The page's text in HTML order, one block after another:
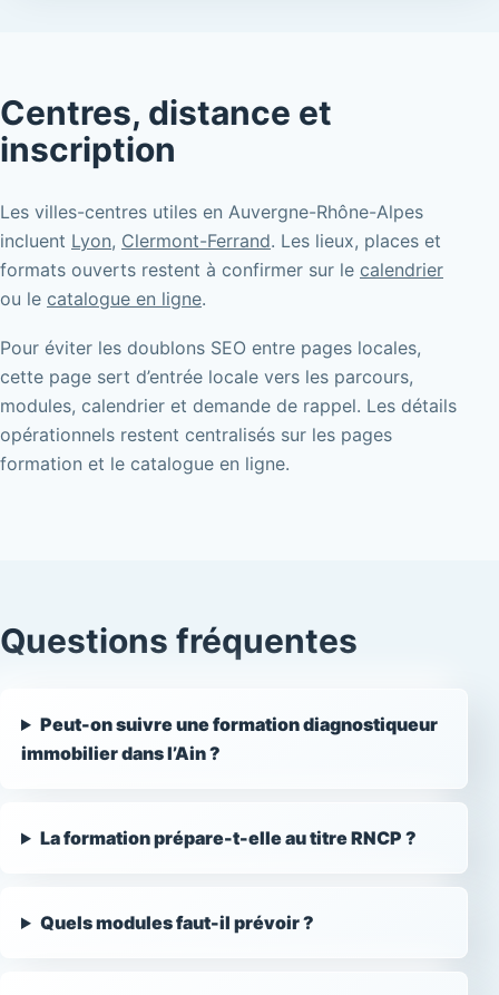
Centres, distance et
inscription
Les villes-centres utiles en Auvergne-Rhône-Alpes
incluent Lyon, Clermont-Ferrand. Les lieux, places et
formats ouverts restent à confirmer sur le calendrier
ou le catalogue en ligne.
Pour éviter les doublons SEO entre pages locales,
cette page sert d’entrée locale vers les parcours,
modules, calendrier et demande de rappel. Les détails
opérationnels restent centralisés sur les pages
formation et le catalogue en ligne.
Questions fréquentes
Peut-on suivre une formation diagnostiqueur
immobilier dans l’Ain ?
La formation prépare-t-elle au titre RNCP ?
Quels modules faut-il prévoir ?